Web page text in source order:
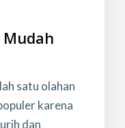
Mudah
satu olahan
karena
dan